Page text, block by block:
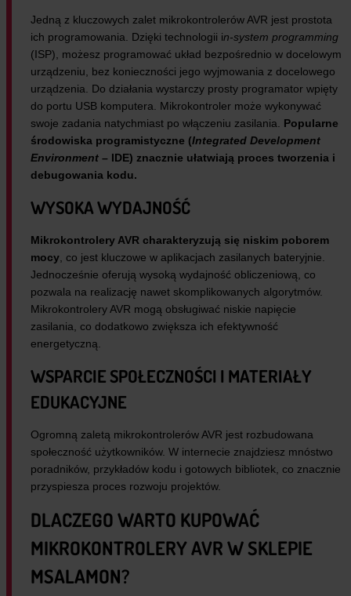
Jedną z kluczowych zalet mikrokontrolerów AVR jest prostota
ich programowania. Dzięki technologii in-system programming
(ISP), możesz programować układ bezpośrednio w docelowym
urządzeniu, bez konieczności jego wyjmowania z docelowego
urządzenia. Do działania wystarczy prosty programator wpięty
do portu USB komputera. Mikrokontroler może wykonywać
swoje zadania natychmiast po włączeniu zasilania. Popularne
środowiska programistyczne (Integrated Development
Environment – IDE) znacznie ułatwiają proces tworzenia i
debugowania kodu.
WYSOKA WYDAJNOŚĆ
Mikrokontrolery AVR charakteryzują się niskim poborem
mocy , co jest kluczowe w aplikacjach zasilanych bateryjnie.
Jednocześnie oferują wysoką wydajność obliczeniową, co
pozwala na realizację nawet skomplikowanych algorytmów.
Mikrokontrolery AVR mogą obsługiwać niskie napięcie
zasilania, co dodatkowo zwiększa ich efektywność
energetyczną.
WSPARCIE SPOŁECZNOŚCI I MATERIAŁY
EDUKACYJNE
Ogromną zaletą mikrokontrolerów AVR jest rozbudowana
społeczność użytkowników. W internecie znajdziesz mnóstwo
poradników, przykładów kodu i gotowych bibliotek, co znacznie
przyspiesza proces rozwoju projektów.
DLACZEGO WARTO KUPOWAĆ
MIKROKONTROLERY AVR W SKLEPIE
MSALAMON?